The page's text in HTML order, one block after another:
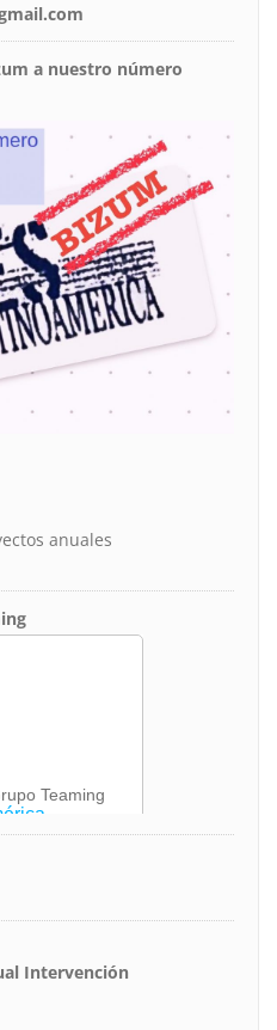
a nuestro número
Intervención